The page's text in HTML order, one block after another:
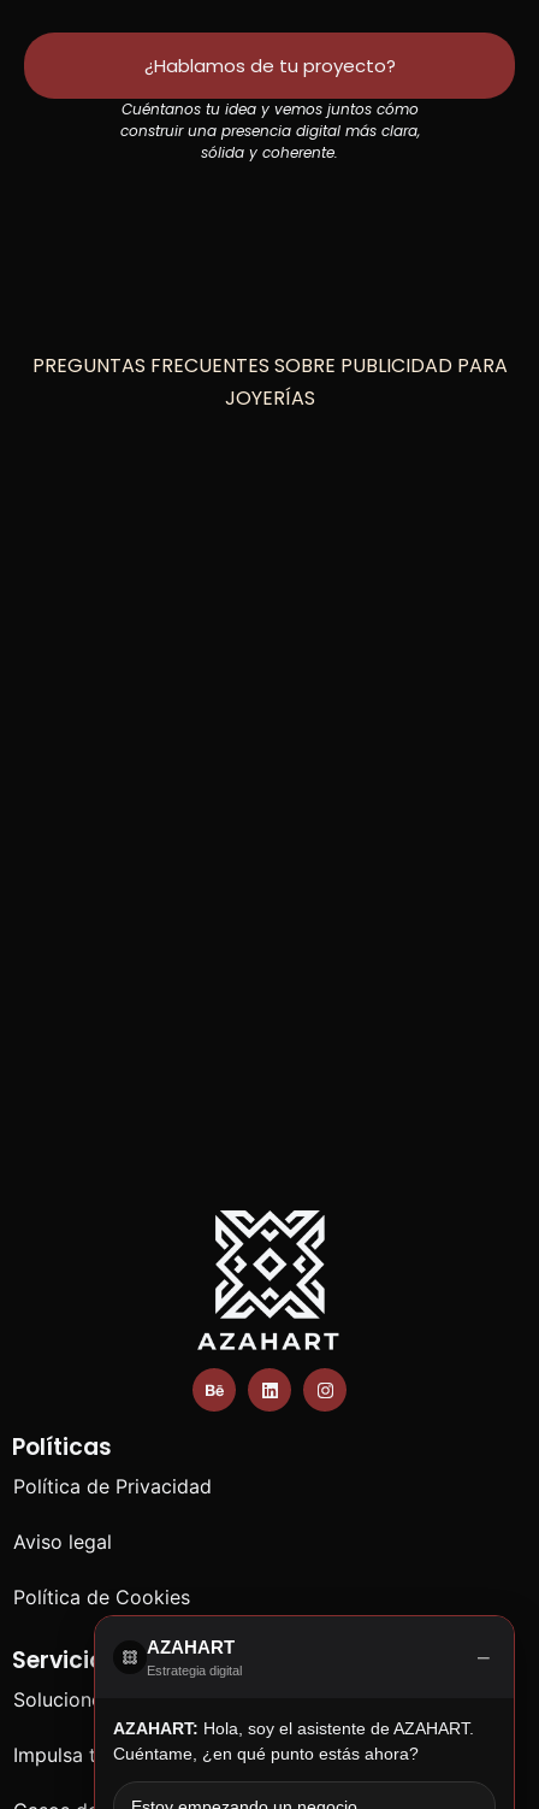
¿Hablamos de tu proyecto?
Cuéntanos tu idea y vemos juntos cómo
construir una presencia digital más clara,
sólida y coherente.
PREGUNTAS FRECUENTES SOBRE PUBLICIDAD PARA
JOYERÍAS
Políticas
Política de Privacidad
Aviso legal
Política de Cookies
Servicios
Soluciones para empresas
Impulsa tu negocio
AZAHART
Estrategia digital −
AZAHART: Hola, soy el asistente de AZAHART.
Cuéntame, ¿en qué punto estás ahora?